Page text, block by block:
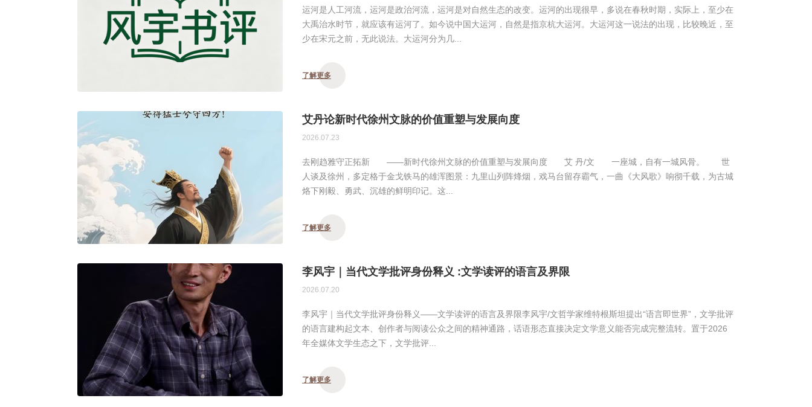
运河是人工河流，运河是政治河流，运河是对自然生态的改变。运河的出现很早，多说在春秋时期，实际上，至少在
大禹治水时节，就应该有运河了。如今说中国大运河，自然是指京杭大运河。大运河这一说法的出现，比较晚近，至
少在宋元之前，无此说法。大运河分为几...
了解更多
艾丹论新时代徐州文脉的价值重塑与发展向度
2026.07.23
去刚趋雅守正拓新 ——新时代徐州文脉的价值重塑与发展向度 艾 丹/文 一座城，自有一城风骨。 世
人谈及徐州，多定格于金戈铁马的雄浑图景：九里山列阵烽烟，戏马台留存霸气，一曲《大风歌》响彻千载，为古城
烙下刚毅、勇武、沉雄的鲜明印记。这...
了解更多
李风宇｜当代文学批评身份释义 :文学读评的语言及界限
2026.07.20
李风宇｜当代文学批评身份释义——文学读评的语言及界限李风宇/文哲学家维特根斯坦提出“语言即世界”，文学批评
的语言建构起文本、创作者与阅读公众之间的精神通路，话语形态直接决定文学意义能否完成完整流转。置于2026
年全媒体文学生态之下，文学批评...
了解更多